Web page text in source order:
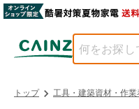
トップ 工具・建築資材・作